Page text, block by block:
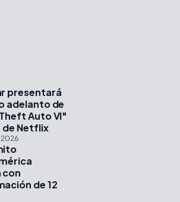
presentará
adelanto de
Auto VI"
de Netflix
con
de 12